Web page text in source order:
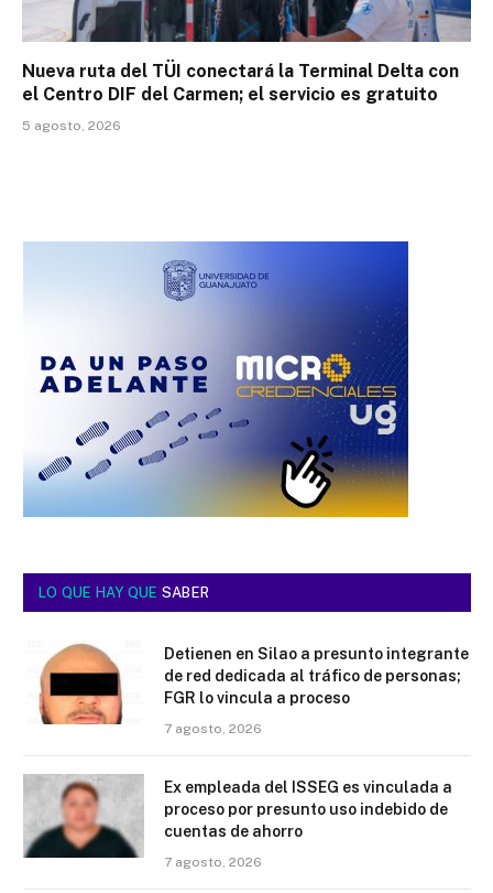
Nueva ruta del TÜI conectará la Terminal Delta con
el Centro DIF del Carmen; el servicio es gratuito
5 agosto, 2026
LO QUE HAY QUE SABER
Detienen en Silao a presunto integrante
de red dedicada al tráfico de personas;
FGR lo vincula a proceso
7 agosto, 2026
Ex empleada del ISSEG es vinculada a
proceso por presunto uso indebido de
cuentas de ahorro
7 agosto, 2026